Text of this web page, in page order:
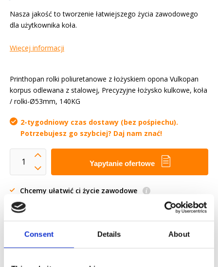
Consent Details About
Nasza jakość to tworzenie łatwiejszego życia zawodowego
dla użytkownika koła.
Więcej informacji
Printhopan rolki poliuretanowe z łożyskiem opona Vulkopan
korpus odlewana z stalowej, Precyzyjne łożysko kulkowe, koła
/ rolki-Ø53mm, 140KG
2-tygodniowy czas dostawy (bez pośpiechu).
Potrzebujesz go szybciej? Daj nam znać!
Yapytanie ofertowe
Chcemy ułatwić ci życie zawodowe
Szybka dostawa
Modele 3D CAD
Usługi inżynieryjne
Estimated time:2-tygodniowy czas dostawy (bez